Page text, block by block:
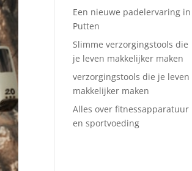
Een nieuwe padelervaring in
Putten
Slimme verzorgingstools die
je leven makkelijker maken
verzorgingstools die je leven
makkelijker maken
Alles over fitnessapparatuur
en sportvoeding